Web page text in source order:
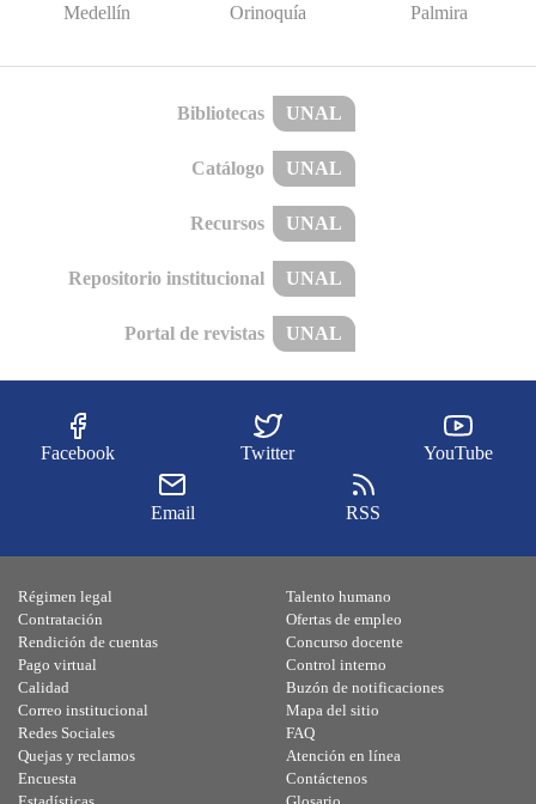
Medellín Orinoquía Palmira
Bibliotecas UNAL
Catálogo UNAL
Recursos UNAL
Repositorio institucional UNAL
Portal de revistas UNAL
Facebook Twitter YouTube
Email RSS
Régimen legal
Contratación
Rendición de cuentas
Pago virtual
Calidad
Talento humano
Ofertas de empleo
Concurso docente
Control interno
Buzón de notificaciones
Correo institucional
Redes Sociales
Quejas y reclamos
Encuesta
Mapa del sitio
FAQ
Atención en línea
Contáctenos